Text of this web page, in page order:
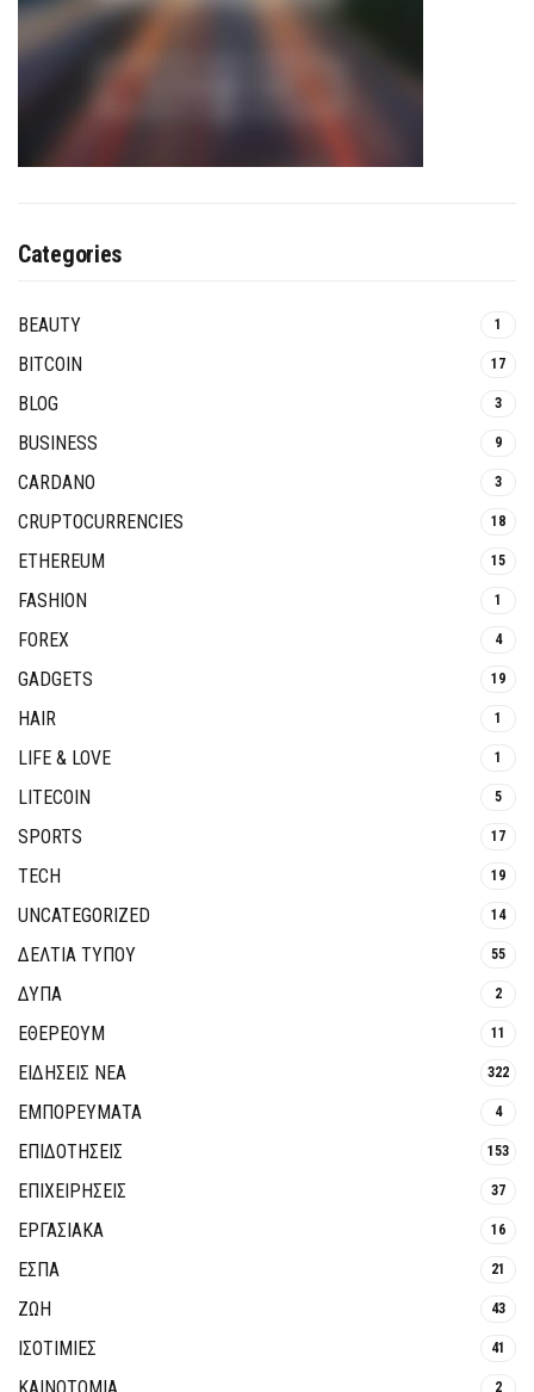
Categories
BEAUTY 1
BITCOIN 17
BLOG 3
BUSINESS 9
CARDANO 3
CRUPTOCURRENCIES 18
ETHEREUM 15
FASHION 1
FOREX 4
GADGETS 19
HAIR 1
LIFE & LOVE 1
LITECOIN 5
SPORTS 17
TECH 19
UNCATEGORIZED 14
ΔΕΛΤΙΑ ΤΥΠΟΥ 55
ΔΥΠΑ 2
ΕΘΈΡΕΟΥΜ 11
ΕΙΔΗΣΕΙΣ ΝΕΑ 322
ΕΜΠΟΡΕΥΜΑΤΑ 4
ΕΠΙΔΟΤΗΣΕΙΣ 153
ΕΠΙΧΕΙΡΗΣΕΙΣ 37
ΕΡΓΑΣΙΑΚΑ 16
ΕΣΠΑ 21
ΖΩΗ 43
ΙΣΟΤΙΜΙΕΣ 41
2